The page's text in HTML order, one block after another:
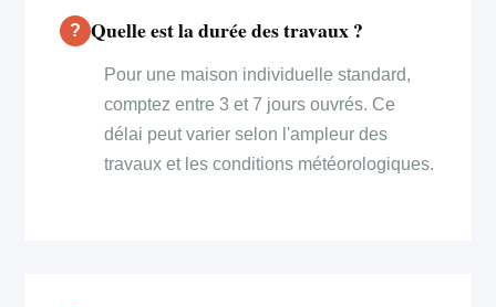
Quelle est la durée des travaux ?
Pour une maison individuelle standard,
comptez entre 3 et 7 jours ouvrés. Ce
délai peut varier selon l'ampleur des
travaux et les conditions météorologiques.